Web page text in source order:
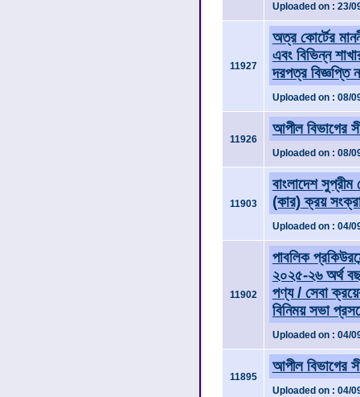
Uploaded on : 23/
11927
অত্র কোর্টের
এবং বিভিন্ন
দরপত্র
Uploaded on : 08/
11926
আপীল বিভাগের
Uploaded on : 08/
11903
বাংলাদেশ সুপ্রীম
(কার) ক্রয়
Uploaded on : 04/
11902
পাবলিক
২০২৫-২৬ অর্থ
পণ্য / সেবা
বিনিময় সভা
Uploaded on : 04/
11895
আপীল বিভাগের
Uploaded on : 04/